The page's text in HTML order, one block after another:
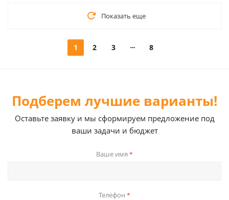
Показать еще
1 2 3 8
Подберем лучшие варианты!
Оставьте заявку и мы сформируем предложение под
ваши задачи и бюджет
Ваше имя *
Телефон *